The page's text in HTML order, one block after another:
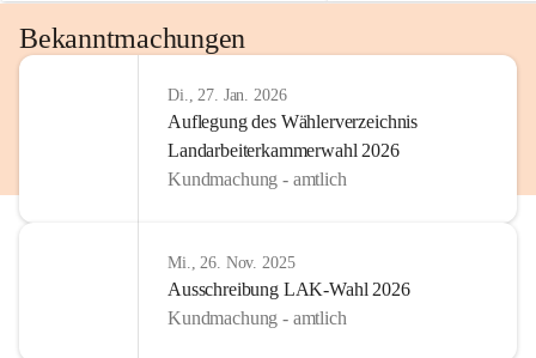
Bekanntmachungen
Di., 27. Jan. 2026
Auflegung des Wählerverzeichnis
Landarbeiterkammerwahl 2026
Kundmachung - amtlich
Mi., 26. Nov. 2025
Ausschreibung LAK-Wahl 2026
Kundmachung - amtlich